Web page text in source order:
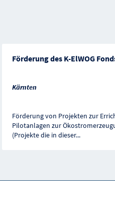
Förderung des K-ElWOG
Kärnten
Förderung von Projekten zur
Pilotanlagen zur
(Projekte die in dieser...